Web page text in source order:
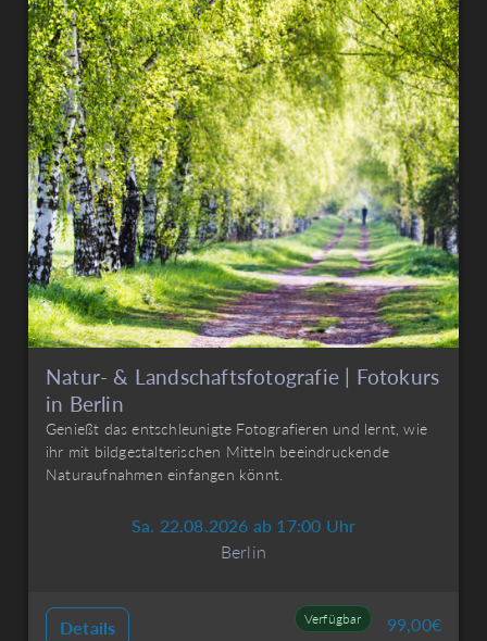
Natur- & Landschaftsfotografie | Fotokurs
in Berlin
Genießt das entschleunigte Fotografieren und lernt, wie
ihr mit bildgestalterischen Mitteln beeindruckende
Naturaufnahmen einfangen könnt.
Sa. 22.08.2026 ab 17:00 Uhr
Berlin
Details Verfügbar 99,00€